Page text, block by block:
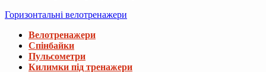
Горизонтальні велотренажери
Велотренажери
Спінбайки
Пульсометри
Килимки під тренажери